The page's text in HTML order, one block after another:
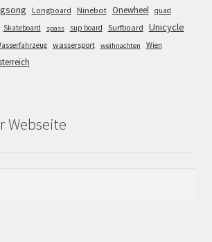
Longboard Ninebot Onewheel quad
Skateboard spass sup board Surfboard Unicycle
wassersport weihnachten
Wien
Webseite